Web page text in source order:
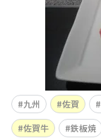
九州 佐賀
佐賀牛
鉄板焼